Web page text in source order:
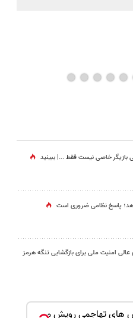
بازیگر خاصی نیست فقط ...|‌ ببینید
پاسخ نظامی ضروری است
های تهاجمی رویش مو